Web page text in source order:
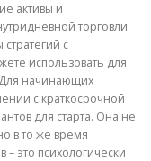
активы и
торговли.
с
использовать для
Для начинающих
с краткосрочной
для старта. Она не
в то же время
– это психологически